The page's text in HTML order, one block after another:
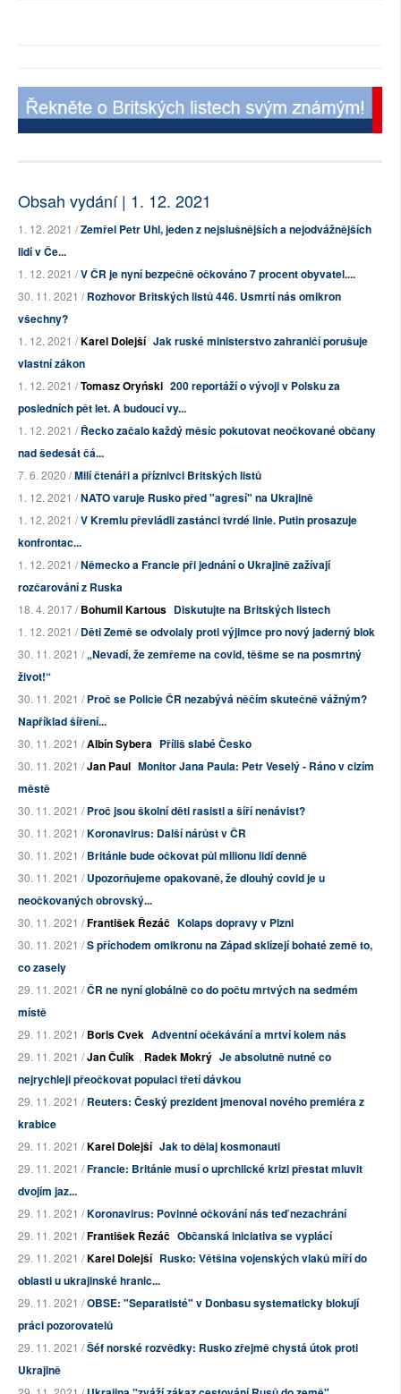
Obsah vydání | 1. 12. 2021
1. 12. 2021 /Zemřel Petr Uhl, jeden z nejslušnějších a nejodvážnějších
lidí v Če...
1. 12. 2021 /V ČR je nyní bezpečně očkováno 7 procent obyvatel....
30. 11. 2021 /Rozhovor Britských listů 446. Usmrtí nás omikron
všechny?
1. 12. 2021 /Karel Dolejší Jak ruské ministerstvo zahraničí porušuje
vlastní zákon
1. 12. 2021 /Tomasz Oryński 200 reportáží o vývoji v Polsku za
posledních pět let. A budoucí vy...
1. 12. 2021 /Řecko začalo každý měsíc pokutovat neočkované občany
nad šedesát čá...
7. 6. 2020 /Milí čtenáři a příznivci Britských listů
1. 12. 2021 /NATO varuje Rusko před "agresí" na Ukrajině
1. 12. 2021 /V Kremlu převládli zastánci tvrdé linie. Putin prosazuje
konfrontac...
1. 12. 2021 /Německo a Francie při jednání o Ukrajině zažívají
rozčarování z Ruska
18. 4. 2017 /Bohumil Kartous Diskutujte na Britských listech
1. 12. 2021 /Děti Země se odvolaly proti výjimce pro nový jaderný blok
30. 11. 2021 /„Nevadí, že zemřeme na covid, těšme se na posmrtný
život!“
30. 11. 2021 /Proč se Policie ČR nezabývá něčím skutečně vážným?
Například šíření...
30. 11. 2021 /Albín Sybera Příliš slabé Česko
30. 11. 2021 /Jan Paul Monitor Jana Paula: Petr Veselý - Ráno v cizím
městě
30. 11. 2021 /Proč jsou školní děti rasisti a šíří nenávist?
30. 11. 2021 /Koronavirus: Další nárůst v ČR
30. 11. 2021 /Británie bude očkovat půl milionu lidí denně
30. 11. 2021 /Upozorňujeme opakovaně, že dlouhý covid je u
neočkovaných obrovský...
30. 11. 2021 /František Řezáč Kolaps dopravy v Plzni
30. 11. 2021 /S příchodem omikronu na Západ sklízejí bohaté země to,
co zasely
29. 11. 2021 /ČR ne nyní globálně co do počtu mrtvých na sedmém
místě
29. 11. 2021 /Boris Cvek Adventní očekávání a mrtví kolem nás
29. 11. 2021 /Jan Čulík , Radek Mokrý Je absolutně nutné co
nejrychleji přeočkovat populaci třetí dávkou
29. 11. 2021 /Reuters: Český prezident jmenoval nového premiéra z
krabice
29. 11. 2021 /Karel Dolejší Jak to dělaj kosmonauti
29. 11. 2021 /Francie: Británie musí o uprchlické krizi přestat mluvit
dvojím jaz...
29. 11. 2021 /Koronavirus: Povinné očkování nás teď nezachrání
29. 11. 2021 /František Řezáč Občanská iniciativa se vyplácí
29. 11. 2021 /Karel Dolejší Rusko: Většina vojenských vlaků míří do
oblasti u ukrajinské hranic...
29. 11. 2021 /OBSE: "Separatisté" v Donbasu systematicky blokují
práci pozorovatelů
29. 11. 2021 /Šéf norské rozvědky: Rusko zřejmě chystá útok proti
Ukrajině